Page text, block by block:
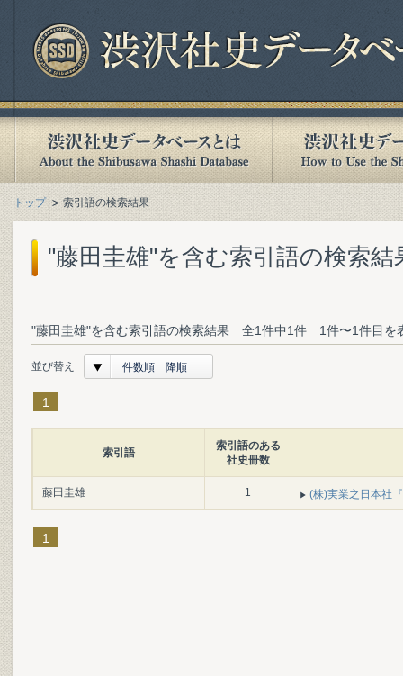
トップ 索引語の検索結果
"藤田圭雄"を含む索引語の検索結
"藤田圭雄"を含む索引語の検索結果 全1件中1件 1件〜1件目を
並び替え 件数順 降順
1
索引語
索引語のある
社史冊数
藤田圭雄 1 (株)実業之日本社
1